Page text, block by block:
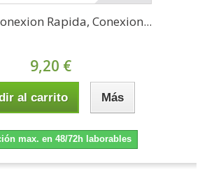
Rapida, Conexion...
9,20 €
al carrito Más
max. en 48/72h laborables